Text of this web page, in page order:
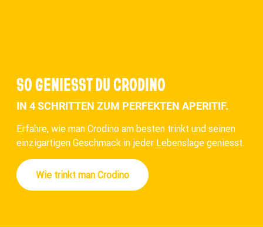
SO GENIESST DU CRODINO
IN 4 SCHRITTEN ZUM PERFEKTEN APERITIF.
Erfahre, wie man Crodino am besten trinkt und seinen
einzigartigen Geschmack in jeder Lebenslage geniesst.
Wie trinkt man Crodino